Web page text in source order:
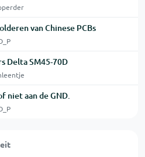
van Chinese PCBs
Delta SM45-70D
niet aan de GND.